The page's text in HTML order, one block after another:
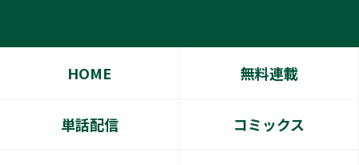
HOME 無料連載
単話配信 コミックス